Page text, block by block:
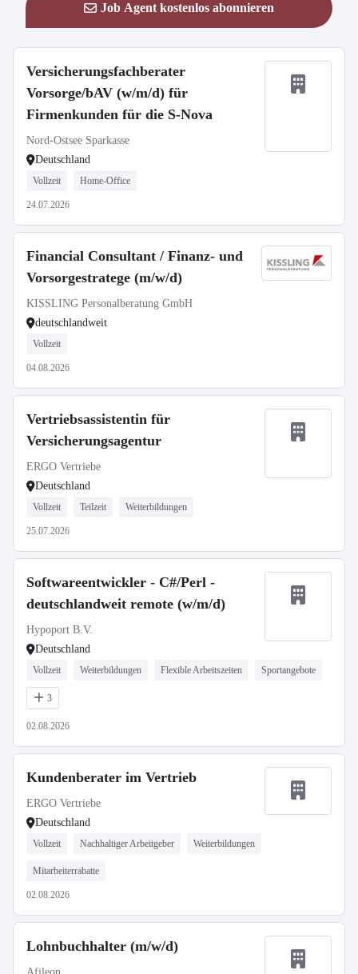
Job Agent kostenlos abonnieren
Versicherungsfachberater
Vorsorge/bAV (w/m/d) für
Firmenkunden für die S-Nova
Nord-Ostsee Sparkasse
Deutschland
Vollzeit Home-Office
24.07.2026
Financial Consultant / Finanz- und
Vorsorgestratege (m/w/d)
KISSLING Personalberatung GmbH
deutschlandweit
Vollzeit
04.08.2026
Vertriebsassistentin für
Versicherungsagentur
ERGO Vertriebe
Deutschland
Vollzeit Teilzeit Weiterbildungen
25.07.2026
Softwareentwickler - C#/Perl -
deutschlandweit remote (w/m/d)
Hypoport B.V.
Deutschland
Vollzeit Weiterbildungen Flexible Arbeitszeiten Sportangebote
3
02.08.2026
Kundenberater im Vertrieb
ERGO Vertriebe
Deutschland
Vollzeit Nachhaltiger Arbeitgeber Weiterbildungen
Mitarbeiterrabatte
02.08.2026
Lohnbuchhalter (m/w/d)